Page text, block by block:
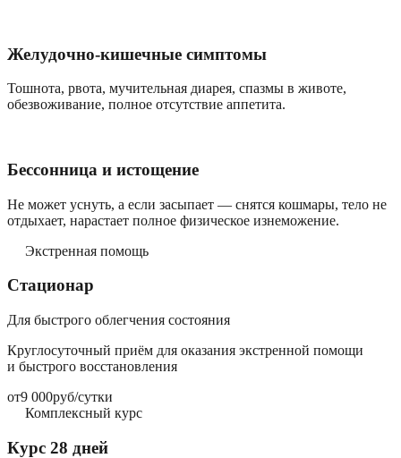
Желудочно-кишечные симптомы
Тошнота, рвота, мучительная диарея, спазмы в животе,
обезвоживание, полное отсутствие аппетита.
Бессонница и истощение
Не может уснуть, а если засыпает — снятся кошмары, тело не
отдыхает, нарастает полное физическое изнеможение.
Экстренная помощь
Стационар
Для быстрого облегчения состояния
Круглосуточный приём для оказания экстренной помощи
и быстрого восстановления
от9 000руб/сутки
Комплексный курс
Курс 28 дней